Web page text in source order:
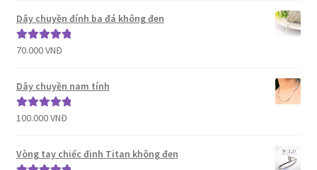
sao
Dây chuyền đính ba đá không đen
Được xếp
sao
70.000VNĐ
Dây chuyền nam tính
Được xếp
sao
100.000VNĐ
Vòng tay chiếc đinh Titan không đen